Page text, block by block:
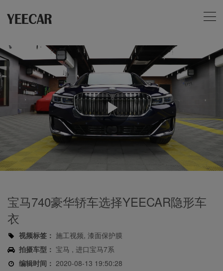
Play
Video
宝马740豪华轿车选择YEECAR隐形车
衣
视频标签： 施工视频, 漆面保护膜
拍摄车型： 宝马 , 进口宝马7系
编辑时间： 2020-08-13 19:50:28